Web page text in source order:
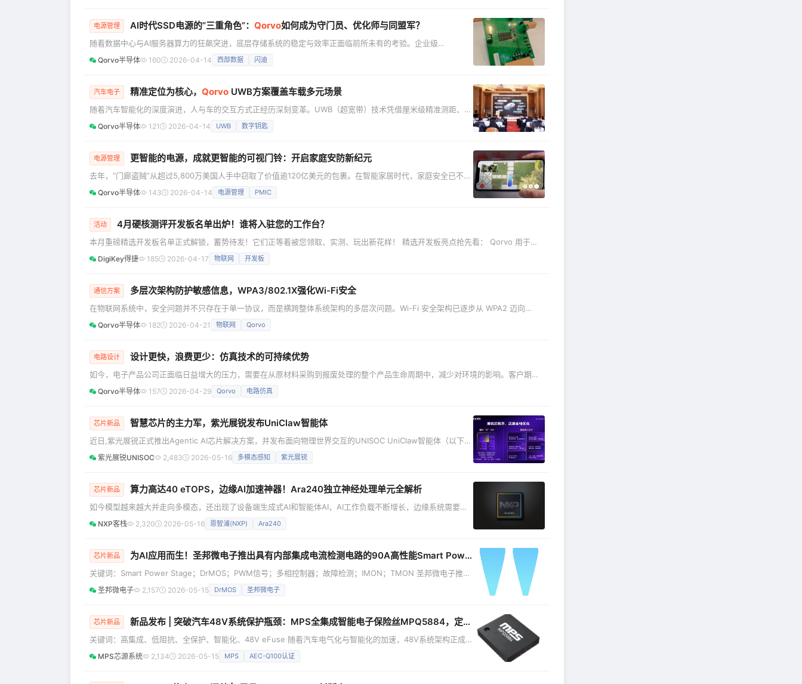
电源管理 AI时代SSD电源的“三重角色”： Qorvo如何成为守门员、优化师与同盟军？
随着数据中心与AI服务器算力的狂飙突进，底层存储系统的稳定与效率正面临前所未有的考验。企业级
SSD（eSSD）作为数据存取的核心枢纽，其电源管理不仅关乎单盘性能，更直接决定了整个AI集群的可靠性。在
Qorvo半导体 160 2026-04-14 西部数据 闪迪
汽车电子 精准定位为核心， Qorvo UWB方案覆盖车载多元场景
随着汽车智能化的深度演进，人与车的交互方式正经历深刻变革。UWB（超宽带）技术凭借厘米级精准测距、强
抗干扰性与天然安全特性，已成为连接便捷出行与极致安全的核心纽带。自商业化应用以来，UWB在汽车领域的
Qorvo半导体 121 2026-04-14 UWB 数字钥匙
电源管理 更智能的电源，成就更智能的可视门铃：开启家庭安防新纪元
去年，“门廊盗贼”从超过5,800万美国人手中窃取了价值逾120亿美元的包裹。在智能家居时代，家庭安全已不再
是奢侈品，而是必需品；可视门铃正是其中的核心所在。据Grand View Research数据，2023年美国可视门铃
Qorvo半导体 143 2026-04-14 电源管理 PMIC
活动 4月硬核测评开发板名单出炉！谁将入驻您的工作台？
本月重磅精选开发板名单正式解锁，蓄势待发！它们正等着被您领取、实测、玩出新花样！ 精选开发板亮点抢先看： Qorvo 用于评
估DWM3001C UWB模块的便捷套件 M5Stack K145 机器人开发板，高算力实时运动控制主控 M5Stack 面向 AI视觉与IoT应用场景
DigiKey得捷 185 2026-04-17 物联网 开发板
通信方案 多层次架构防护敏感信息，WPA3/802.1X强化Wi-Fi安全
在物联网系统中，安全问题并不只存在于单一协议，而是横跨整体系统架构的多层次问题。Wi-Fi 安全架构已逐步从 WPA2 迈向
WPA3，搭配 802.1X 身份验证架构，可建立更完整的网络访问控制机制。 随着物联网设备数量快速增长，无线联网已成为智慧家
Qorvo半导体 182 2026-04-21 物联网 Qorvo
电路设计 设计更快，浪费更少：仿真技术的可持续优势
如今，电子产品公司正面临日益增大的压力，需要在从原材料采购到报废处理的整个产品生命周期中，减少对环境的影响。客户期待
高能效的解决方案，监管机构要求企业承担责任，投资者也愈发关注可衡量的环境、社会和治理（ESG）进展。 因此，设计工程师的
Qorvo半导体 157 2026-04-29 Qorvo 电路仿真
芯片新品 智慧芯片的主力军，紫光展锐发布UniClaw智能体
近日,紫光展锐正式推出Agentic AI芯片解决方案，并发布面向物理世界交互的UNISOC UniClaw智能体（以下简
称“UniClaw”）。UniClaw是紫光展锐Agentic AI芯片解决方案落地的关键载体，标志着端侧智能体正式迈入“可
感知、可决策、可执行”的全新阶段。目前，展锐N9系列芯片平台已原生支持UniClaw。 智能体已从概念走向现
紫光展锐UNISOC 2,483 2026-05-16 多模态感知 紫光展锐
芯片新品 算力高达40 eTOPS，边缘AI加速神器！Ara240独立神经处理单元全解析
如今模型越来越大并走向多模态，还出现了设备端生成式AI和智能体AI，AI工作负载不断增长，边缘系统需要的
已不仅仅是渐进式的算力提升，而是专门的加速能力，以实现实时性能、更低功耗、强大的数据隐私保护以及可
扩展性。Ara240独立神经处理单元 (DNPU) 正是为了满足这些边缘AI需求而构建。 作为恩智浦首个独立神经处
NXP客栈 2,320 2026-05-16 恩智浦(NXP) Ara240
芯片新品 为AI应用而生！圣邦微电子推出具有内部集成电流检测电路的90A高性能Smart Power Stage SGM25890
关键词：Smart Power Stage；DrMOS；PWM信号；多相控制器；故障检测；IMON；TMON 圣邦微电子推出
内部集成电流检测的90A Smart Power Stage（DrMOS）产品——SGM25890，该器件主要面向AI服务器及传
统计算市场。 随着数字时代的深入发展，通信与计算系统能力持续增强，AI技术也从云端、局端逐步向边缘计算
圣邦微电子 2,157 2026-05-15 DrMOS 圣邦微电子
芯片新品 新品发布 | 突破汽车48V系统保护瓶颈：MPS全集成智能电子保险丝MPQ5884，定义高集成、高可靠、智能化新方案
关键词：高集成、低阻抗、全保护、智能化、48V eFuse 随着汽车电气化与智能化的加速，48V系统架构正成
为下一代汽车电源网络的核心。它不仅支持更高功率负载，而且能够减小线束质量，更为高级辅助驾驶
（ADAS）、车载互联等系统提供了稳定的供电基础。然而，更高电压也意味着对电路保护器件提出了前所未有
MPS芯源系统 2,134 2026-05-15 MPS AEC-Q100认证